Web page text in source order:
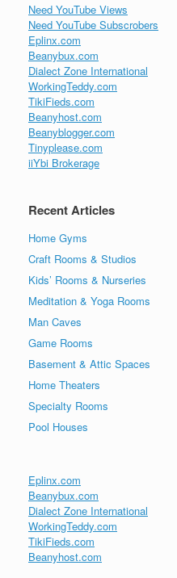
Need YouTube Views
Need YouTube Subscrobers
Eplinx.com
Beanybux.com
Dialect Zone International
WorkingTeddy.com
TikiFieds.com
Beanyhost.com
Beanyblogger.com
Tinyplease.com
iiYbi Brokerage
Recent Articles
Home Gyms
Craft Rooms & Studios
Kids’ Rooms & Nurseries
Meditation & Yoga Rooms
Man Caves
Game Rooms
Basement & Attic Spaces
Home Theaters
Specialty Rooms
Pool Houses
Eplinx.com
Beanybux.com
Dialect Zone International
WorkingTeddy.com
TikiFieds.com
Beanyhost.com